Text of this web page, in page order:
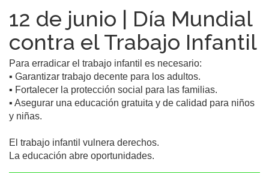
12 de junio | Día Mundial
contra el Trabajo Infantil
Para erradicar el trabajo infantil es necesario:
▪️ Garantizar trabajo decente para los adultos.
▪️ Fortalecer la protección social para las familias.
▪️ Asegurar una educación gratuita y de calidad para niños
y niñas.
El trabajo infantil vulnera derechos.
La educación abre oportunidades.